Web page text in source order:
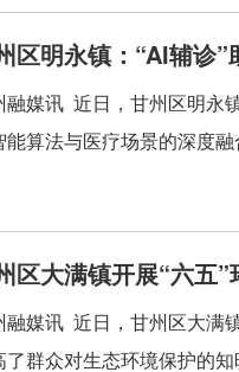
区明永镇：“AI辅诊
融媒讯 近日，甘州区明永
能算法与医疗场景的深度
区大满镇开展“六五
融媒讯 近日，甘州区大满
了群众对生态环境保护的